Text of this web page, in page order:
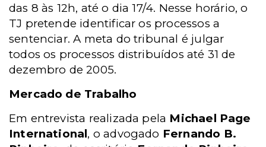
das 8 às 12h, até o dia 17/4. Nesse horário, o
TJ pretende identificar os processos a
sentenciar. A meta do tribunal é julgar
todos os processos distribuídos até 31 de
dezembro de 2005.
Mercado de Trabalho
Em entrevista realizada pela Michael Page
International, o advogado Fernando B.